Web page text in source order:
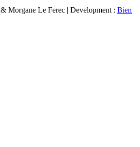
Morgane Le Ferec | Development : Bien